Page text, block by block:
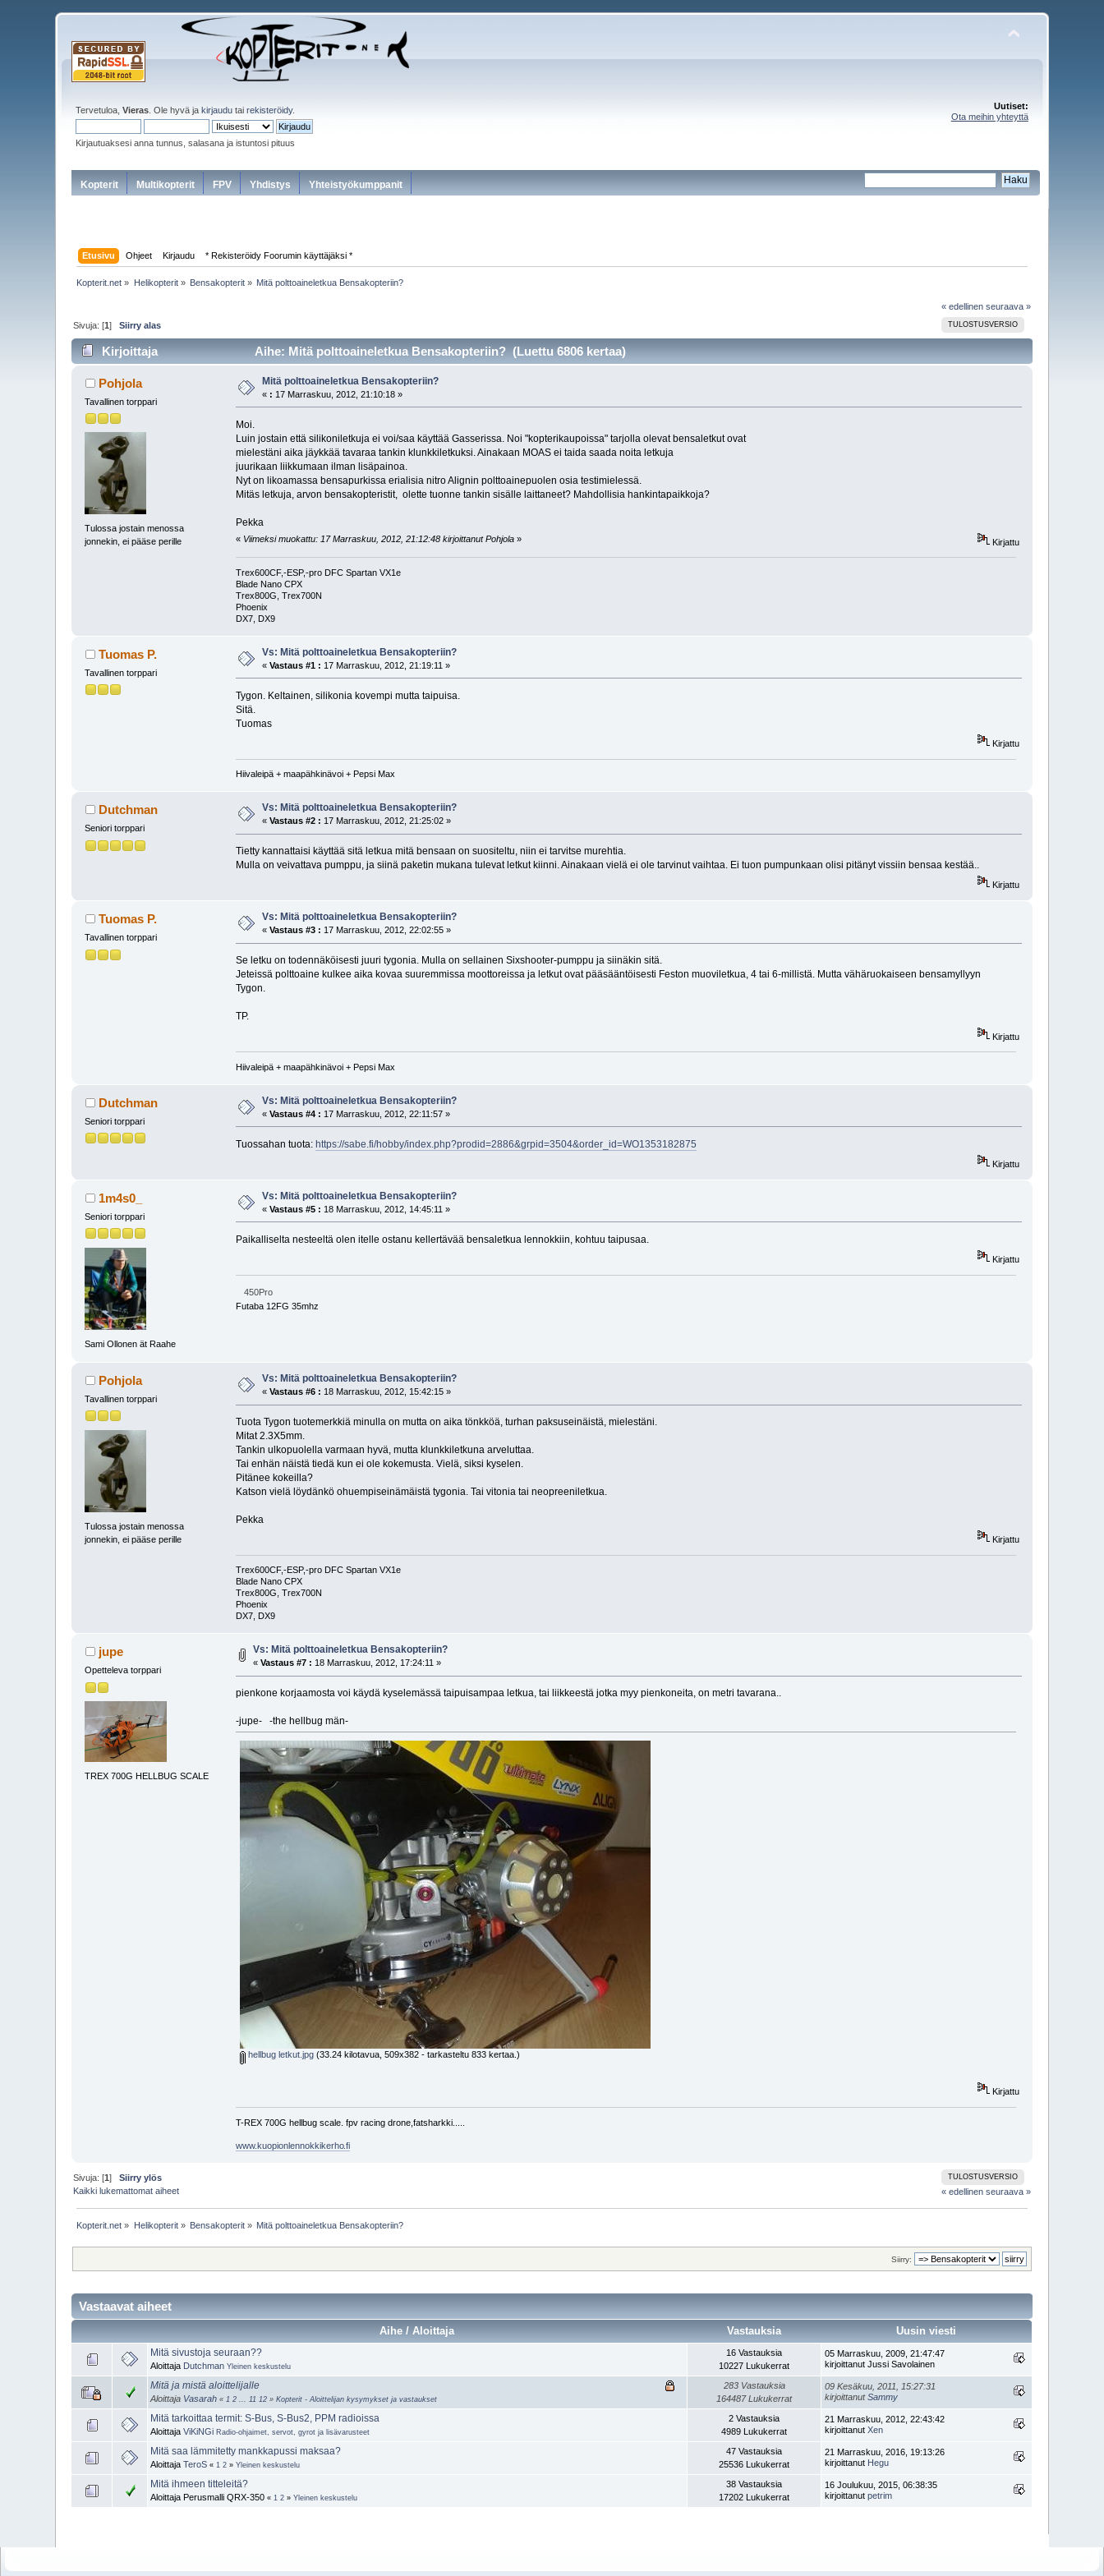
Tervetuloa,Vieras . Ole hyvä jakirjaudu tairekisteröidy.
Kirjautuaksesi anna tunnus, salasana ja istuntosi pituus
Uutiset:
Ota meihin yhteyttä
Kopterit Multikopterit FPV Yhdistys Yhteistyökumppanit
Etusivu Ohjeet Kirjaudu * Rekisteröidy Foorumin käyttäjäksi *
Kopterit.net » Helikopterit» Bensakopterit » Mitä polttoaineletkua Bensakopteriin?
« edellinen seuraava »
TULOSTUSVERSIO
Sivuja: [1]Siirry alas
Kirjoittaja Aihe: Mitä polttoaineletkua Bensakopteriin? (Luettu 6806 kertaa)
Pohjola
Tavallinen torppari
Tulossa jostain menossa
jonnekin, ei pääse perille
Mitä polttoaineletkua Bensakopteriin?
« : 17 Marraskuu, 2012, 21:10:18 »
Moi.
Luin jostain että silikoniletkuja ei voi/saa käyttää Gasserissa. Noi "kopterikaupoissa" tarjolla olevat bensaletkut ovat
mielestäni aika jäykkää tavaraa tankin klunkkiletkuksi. Ainakaan MOAS ei taida saada noita letkuja
juurikaan liikkumaan ilman lisäpainoa.
Nyt on likoamassa bensapurkissa erialisia nitro Alignin polttoainepuolen osia testimielessä.
Mitäs letkuja, arvon bensakopteristit, olette tuonne tankin sisälle laittaneet? Mahdollisia hankintapaikkoja?
Pekka
« Viimeksi muokattu: 17 Marraskuu, 2012, 21:12:48 kirjoittanut Pohjola» Kirjattu
Trex600CF,-ESP,-pro DFC Spartan VX1e
Blade Nano CPX
Trex800G, Trex700N
Phoenix
DX7, DX9
Tuomas P.
Tavallinen torppari
Vs: Mitä polttoaineletkua Bensakopteriin?
«Vastaus #1 : 17 Marraskuu, 2012, 21:19:11 »
Tygon. Keltainen, silikonia kovempi mutta taipuisa.
Sitä.
Tuomas
Kirjattu
Hiivaleipä + maapähkinävoi + Pepsi Max
Dutchman
Seniori torppari
Vs: Mitä polttoaineletkua Bensakopteriin?
«Vastaus #2 : 17 Marraskuu, 2012, 21:25:02 »
Tietty kannattaisi käyttää sitä letkua mitä bensaan on suositeltu, niin ei tarvitse murehtia.
Mulla on veivattava pumppu, ja siinä paketin mukana tulevat letkut kiinni. Ainakaan vielä ei ole tarvinut vaihtaa. Ei tuon pumpunkaan olisi pitänyt vissiin bensaa kestää..
Kirjattu
Tuomas P.
Tavallinen torppari
Vs: Mitä polttoaineletkua Bensakopteriin?
«Vastaus #3 : 17 Marraskuu, 2012, 22:02:55 »
Se letku on todennäköisesti juuri tygonia. Mulla on sellainen Sixshooter-pumppu ja siinäkin sitä.
Jeteissä polttoaine kulkee aika kovaa suuremmissa moottoreissa ja letkut ovat pääsääntöisesti Feston muoviletkua, 4 tai 6-millistä. Mutta vähäruokaiseen bensamyllyyn
Tygon.
TP.
Kirjattu
Hiivaleipä + maapähkinävoi + Pepsi Max
Dutchman
Seniori torppari
Vs: Mitä polttoaineletkua Bensakopteriin?
«Vastaus #4 : 17 Marraskuu, 2012, 22:11:57 »
Tuossahan tuota: https://sabe.fi/hobby/index.php?prodid=2886&grpid=3504&order_id=WO1353182875
Kirjattu
1m4s0_
Seniori torppari
Sami Ollonen ät Raahe
Vs: Mitä polttoaineletkua Bensakopteriin?
«Vastaus #5 : 18 Marraskuu, 2012, 14:45:11 »
Paikalliselta nesteeltä olen itelle ostanu kellertävää bensaletkua lennokkiin, kohtuu taipusaa.
Kirjattu
450Pro
Futaba 12FG 35mhz
Pohjola
Tavallinen torppari
Tulossa jostain menossa
jonnekin, ei pääse perille
Vs: Mitä polttoaineletkua Bensakopteriin?
«Vastaus #6 : 18 Marraskuu, 2012, 15:42:15 »
Tuota Tygon tuotemerkkiä minulla on mutta on aika tönkköä, turhan paksuseinäistä, mielestäni.
Mitat 2.3X5mm.
Tankin ulkopuolella varmaan hyvä, mutta klunkkiletkuna arveluttaa.
Tai enhän näistä tiedä kun ei ole kokemusta. Vielä, siksi kyselen.
Pitänee kokeilla?
Katson vielä löydänkö ohuempiseinämäistä tygonia. Tai vitonia tai neopreeniletkua.
Pekka
Kirjattu
Trex600CF,-ESP,-pro DFC Spartan VX1e
Blade Nano CPX
Trex800G, Trex700N
Phoenix
DX7, DX9
jupe
Opetteleva torppari
TREX 700G HELLBUG SCALE
Vs: Mitä polttoaineletkua Bensakopteriin?
«Vastaus #7 : 18 Marraskuu, 2012, 17:24:11 »
pienkone korjaamosta voi käydä kyselemässä taipuisampaa letkua, tai liikkeestä jotka myy pienkoneita, on metri tavarana..
-jupe- -the hellbug män-
hellbug letkut.jpg (33.24 kilotavua, 509x382 - tarkasteltu 833 kertaa.)
Kirjattu
T-REX 700G hellbug scale. fpv racing drone,fatsharkki.....
www.kuopionlennokkikerho.fi
TULOSTUSVERSIO
Sivuja: [1]Siirry ylös
Kaikki lukemattomat aiheet
« edellinen seuraava »
Kopterit.net » Helikopterit» Bensakopterit » Mitä polttoaineletkua Bensakopteriin?
Siirry:
Vastaavat aiheet
Aihe / Aloittaja Vastauksia Uusin viesti
Mitä sivustoja seuraan??
Aloittaja Dutchman Yleinen keskustelu
16 Vastauksia
10227 Lukukerrat
05 Marraskuu, 2009, 21:47:47
kirjoittanut Jussi Savolainen
Mitä ja mistä aloittelijalle
Aloittaja Vasarah «1 2 ...11 12 » Kopterit - Aloittelijan kysymykset ja vastaukset
283 Vastauksia
164487 Lukukerrat
09 Kesäkuu, 2011, 15:27:31
kirjoittanutSammy
Mitä tarkoittaa termit: S-Bus, S-Bus2, PPM radioissa
AloittajaViKiNGi Radio-ohjaimet, servot, gyrot ja lisävarusteet
2 Vastauksia
4989 Lukukerrat
21 Marraskuu, 2012, 22:43:42
kirjoittanutXen
Mitä saa lämmitetty mankkapussi maksaa?
AloittajaTeroS «1 2 » Yleinen keskustelu
47 Vastauksia
25536 Lukukerrat
21 Marraskuu, 2016, 19:13:26
kirjoittanut Hegu
Mitä ihmeen titteleitä?
Aloittaja Perusmalli QRX-350«1 2 » Yleinen keskustelu
38 Vastauksia
17202 Lukukerrat
16 Joulukuu, 2015, 06:38:35
kirjoittanutpetrim